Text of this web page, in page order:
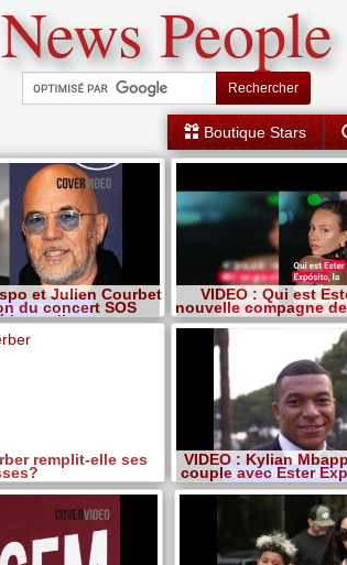
News People
Rechercher
Boutique Stars
et Julien Courbet
du concert SOS
incendies
VIDEO : Qui est
nouvelle compagne
remplit-elle ses VIDEO : Kylian
couple avec Ester